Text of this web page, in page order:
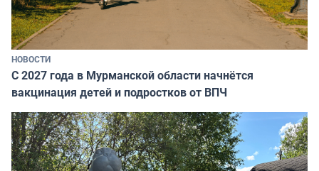
НОВОСТИ
С 2027 года в Мурманской области начнётся
вакцинация детей и подростков от ВПЧ